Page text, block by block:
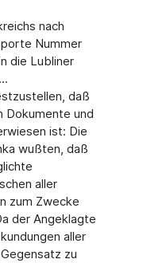
nach
Nummer
die Lubliner
daß
Dokumente und
ist: Die
wußten, daß
aller
zum Zwecke
der Angeklagte
aller
zu